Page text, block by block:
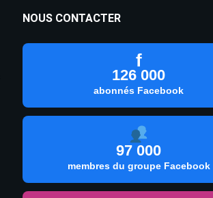
NOUS CONTACTER
f
126 000
abonnés Facebook
97 000
membres du groupe Facebook